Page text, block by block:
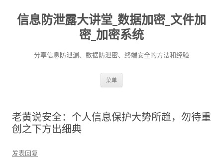
信息防泄露大讲堂_数据加密_文件加
密_加密系统
分享信息防泄漏、数据防泄密、终端安全的方法和经验
菜单
老黄说安全：个人信息保护大势所趋，勿待重
创之下方出细典
发表回复